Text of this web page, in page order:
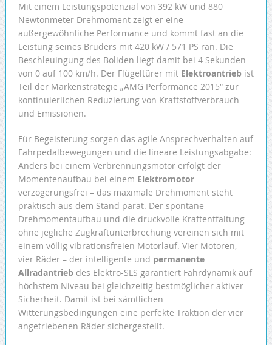
Mit einem Leistungspotenzial von 392 kW und 880
Newtonmeter Drehmoment zeigt er eine
außergewöhnliche Performance und kommt fast an die
Leistung seines Bruders mit 420 kW / 571 PS ran. Die
Beschleuingung des Boliden liegt damit bei 4 Sekunden
von 0 auf 100 km/h. Der Flügeltürer mit Elektroantrieb ist
Teil der Markenstrategie „AMG Performance 2015“ zur
kontinuierlichen Reduzierung von Kraftstoffverbrauch
und Emissionen.
Für Begeisterung sorgen das agile Ansprechverhalten auf
Fahrpedalbewegungen und die lineare Leistungsabgabe:
Anders bei einem Verbrennungsmotor erfolgt der
Momentenaufbau bei einem Elektromotor
verzögerungsfrei – das maximale Drehmoment steht
praktisch aus dem Stand parat. Der spontane
Drehmomentaufbau und die druckvolle Kraftentfaltung
ohne jegliche Zugkraftunterbrechung vereinen sich mit
einem völlig vibrationsfreien Motorlauf. Vier Motoren,
vier Räder – der intelligente und permanente
Allradantrieb des Elektro-SLS garantiert Fahrdynamik auf
höchstem Niveau bei gleichzeitig bestmöglicher aktiver
Sicherheit. Damit ist bei sämtlichen
Witterungsbedingungen eine perfekte Traktion der vier
angetriebenen Räder sichergestellt.